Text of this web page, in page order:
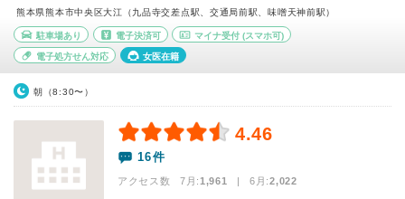
熊本県熊本市中央区大江（九品寺交差点駅、交通局前駅、味噌天神前駅）
駐車場あり 電子決済可 マイナ受付 (スマホ可)
電子処方せん対応 女医在籍
朝（8:30〜）
4.46
16件
アクセス数 7月:1,961 | 6月:2,022